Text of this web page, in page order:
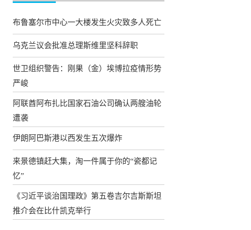
布鲁塞尔市中心一大楼发生火灾致多人死亡
乌克兰议会批准总理斯维里坚科辞职
世卫组织警告：刚果（金）埃博拉疫情形势
严峻
阿联酋阿布扎比国家石油公司确认两艘油轮
遭袭
伊朗阿巴斯港以西发生五次爆炸
来景德镇赶大集，淘一件属于你的“瓷都记
忆”
《习近平谈治国理政》第五卷吉尔吉斯斯坦
推介会在比什凯克举行